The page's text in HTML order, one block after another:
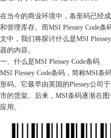
在当今的商业环境中，条形码已经
和管理库存。而MSI Plessey Code
文中，我们将探讨什么是MSI
器的内容。
一、什么是MSI Plessey Code条码
MSI Plessey Code条码，简称MSI
形码。它最早由英国的Plessey公司
市的货架。后来，MSI条码逐渐在
应用。